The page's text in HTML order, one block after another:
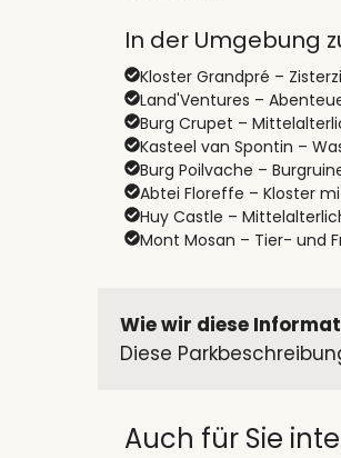
In der Umgebung
Kloster Grandpré –
Land'Ventures –
Burg Crupet –
Kasteel van Spontin –
Burg Poilvache –
Abtei Floreffe – Kloster
Huy Castle –
Mont Mosan – Tier- und
Wie wir diese
Diese
Auch für Sie